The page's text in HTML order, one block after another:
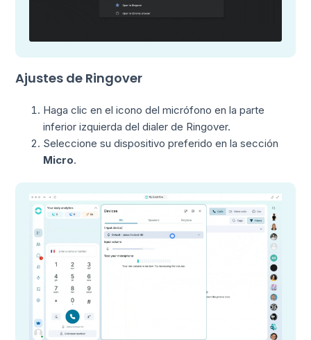
Ajustes de Ringover
Haga clic en el icono del micrófono en la parte
inferior izquierda del dialer de Ringover.
Seleccione su dispositivo preferido en la sección
Micro.